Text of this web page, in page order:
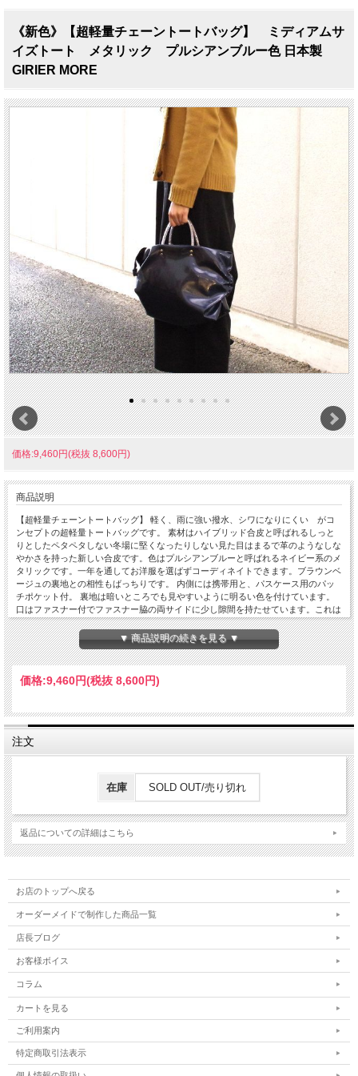
《新色》【超軽量チェーントートバッグ】 ミディアムサ
イズトート メタリック プルシアンブルー色 日本製
GIRIER MORE
価格:9,460円(税抜 8,600円)
商品説明
【超軽量チェーントートバッグ】 軽く、雨に強い撥水、シワになりにくい がコ
ンセプトの超軽量トートバッグです。 素材はハイブリッド合皮と呼ばれるしっと
りとしたペタペタしない冬場に堅くなったりしない見た目はまるで革のようなしな
やかさを持った新しい合皮です。色はプルシアンブルーと呼ばれるネイビー系のメ
タリックです。一年を通してお洋服を選ばずコーディネイトできます。ブラウンベ
ージュの裏地との相性もばっちりです。 内側には携帯用と、パスケース用のパッ
チポケット付。 裏地は暗いところでも見やすいように明るい色を付けています。
口はファスナー付でファスナー脇の両サイドに少し隙間を持たせています。これは
ファスナーを開けずにペットボトルや折り傘などができるようにの配慮です。また
裾のマチを深めにとっていますのでちょっと荷物が増えた時でも見た目以上に入り
ます。サイドにはゴムシャーリングが入っていてちょっといい雰囲気です。 手元
のチェーンはキラキラ動きますので上品に光ります。 日本の職人がミシンを踏ん
で縫っている当社の定番中の定番です。お手入れはお台所用の中性洗剤を薄めて汚
れを叩くようにして下さい。 口幅 32センチ、底幅 27センチ、奥行 13セ
▼ 商品説明の続きを見る ▼
価格:9,460円(税抜 8,600円)
注文
在庫 SOLD OUT/売り切れ
返品についての詳細はこちら
お店のトップへ戻る
オーダーメイドで制作した商品一覧
店長ブログ
お客様ボイス
コラム
カートを見る
ご利用案内
特定商取引法表示